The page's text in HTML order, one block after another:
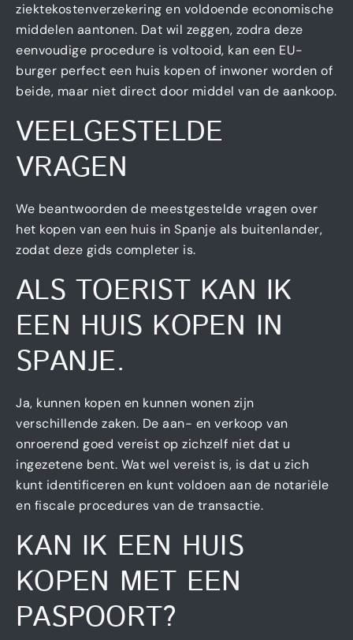
ziektekostenverzekering en voldoende economische
middelen aantonen. Dat wil zeggen, zodra deze
eenvoudige procedure is voltooid, kan een EU-
burger perfect een huis kopen of inwoner worden of
beide, maar niet direct door middel van de aankoop.
VEELGESTELDE
VRAGEN
We beantwoorden de meestgestelde vragen over
het kopen van een huis in Spanje als buitenlander,
zodat deze gids completer is.
ALS TOERIST KAN IK
EEN HUIS KOPEN IN
SPANJE.
Ja, kunnen kopen en kunnen wonen zijn
verschillende zaken. De aan- en verkoop van
onroerend goed vereist op zichzelf niet dat u
ingezetene bent. Wat wel vereist is, is dat u zich
kunt identificeren en kunt voldoen aan de notariële
en fiscale procedures van de transactie.
KAN IK EEN HUIS
KOPEN MET EEN
PASPOORT?